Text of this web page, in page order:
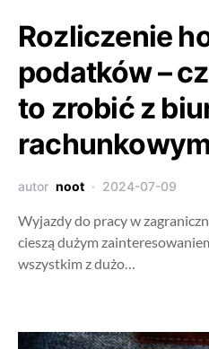
Rozliczenie
podatków –
to zrobić z
autor noot 2024-07-09
Wyjazdy do pracy w
cieszą dużym
wszystkim z dużo…